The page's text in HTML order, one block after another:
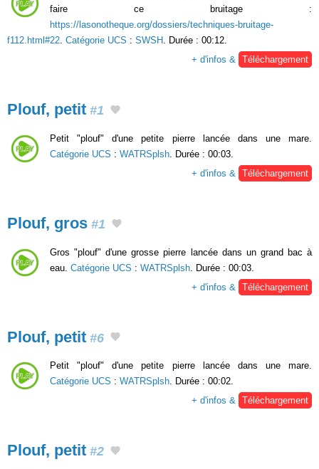
faire ce bruitage :
https://lasonotheque.org/dossiers/techniques-bruitage-
f112.html#22. Catégorie UCS : SWSH . Durée : 00:12.
+ d'infos & Téléchargement
Plouf, petit #1
Petit "plouf" d'une petite pierre lancée dans une mare.
Catégorie UCS : WATRSplsh . Durée : 00:03.
+ d'infos &
Téléchargement
Plouf, gros #1
Gros "plouf" d'une grosse pierre lancée dans un grand bac à
eau. Catégorie UCS : WATRSplsh . Durée : 00:03.
+ d'infos &
Téléchargement
Plouf, petit #6
Petit "plouf" d'une petite pierre lancée dans une mare.
Catégorie UCS : WATRSplsh. Durée : 00:02.
+ d'infos & Téléchargement
Plouf, petit #2